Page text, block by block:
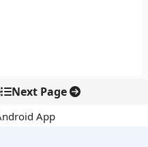
Next Page
App